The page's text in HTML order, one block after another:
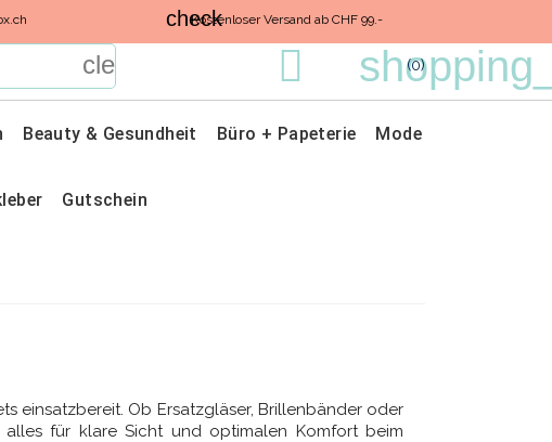
check
Kostenloser Versand ab CHF 99.-
clear (0)

Beauty & Gesundheit Büro + Papeterie Mode
Gutschein
einsatzbereit. Ob Ersatzgläser, Brillenbänder oder
für klare Sicht und optimalen Komfort beim